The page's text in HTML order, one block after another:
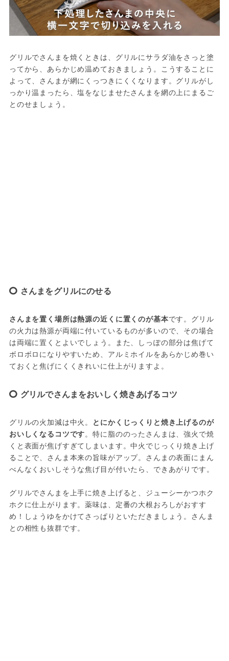
グリルでさんまを焼くときは、グリルにサラダ油をさっと塗
ってから、あらかじめ温めておきましょう。こうすることに
よって、さんまが網にくっつきにくくなります。グリルがし
っかり温まったら、塩をなじませたさんまを網の上にまるご
とのせましょう。
さんまをグリルにのせる
さんまを置く場所は熱源の近くに置くのが基本です。グリル
の火力は熱源が両端に付いているものが多いので、その場合
は両端に置くとよいでしょう。また、しっぽの部分は焦げて
ボロボロになりやすいため、アルミホイルをあらかじめ巻い
ておくと焦げにくくきれいに仕上がりますよ。
グリルでさんまをおいしく焼きあげるコツ
グリルの火加減は中火。 とにかくじっくりと焼き上げるのが
おいしくなるコツです。特に脂ののったさんまは、強火で焼
くと表面が焦げすぎてしまいます。中火でじっくり焼き上げ
ることで、さんま本来の旨味がアップ。さんまの表面にまん
べんなくおいしそうな焦げ目が付いたら、できあがりです。
グリルでさんまを上手に焼き上げると、ジューシーかつホク
ホクに仕上がります。薬味は、定番の大根おろしがおすす
め！しょうゆをかけてさっぱりといただきましょう。さんま
との相性も抜群です。